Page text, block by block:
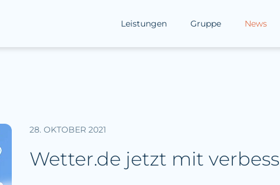
Leistungen Gruppe News
28. OKTOBER 2021
Wetter.de jetzt mit